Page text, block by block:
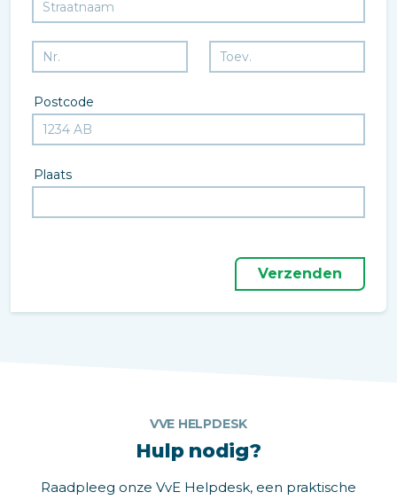
Postcode
Plaats
Verzenden
VVE HELPDESK
Hulp nodig?
Raadpleeg onze VvE Helpdesk, een praktische